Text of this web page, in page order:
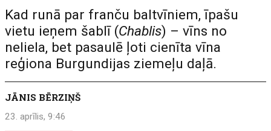
Kad runā par franču baltvīniem, īpašu
vietu ieņem šablī (Chablis) – vīns no
neliela, bet pasaulē ļoti cienīta vīna
reģiona Burgundijas ziemeļu daļā.
JĀNIS BĒRZIŅŠ
23. aprīlis, 9:46